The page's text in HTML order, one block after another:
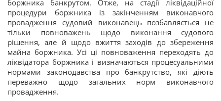
боржника банкрутом. Отже, на стадії ліквідаційної
процедури боржника із закінченням виконавчого
провадження судовий виконавець позбавляється не
тільки повноважень щодо виконання судового
рішення, але й щодо вжиття заходів до збереження
майна боржника. Усі ці повноваження переходять до
ліквідатора боржника і визначаються процесуальними
нормами законодавства про банкрутство, які діють
переважно щодо загальних норм виконавчого
провадження.